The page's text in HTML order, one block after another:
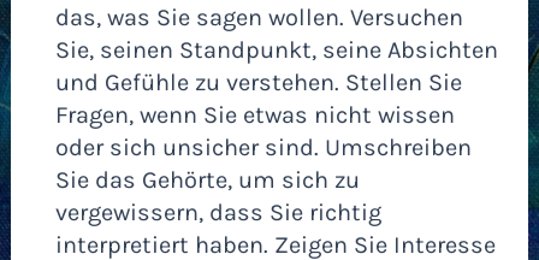
das, was Sie sagen wollen. Versuchen
Sie, seinen Standpunkt, seine Absichten
und Gefühle zu verstehen. Stellen Sie
Fragen, wenn Sie etwas nicht wissen
oder sich unsicher sind. Umschreiben
Sie das Gehörte, um sich zu
vergewissern, dass Sie richtig
interpretiert haben. Zeigen Sie Interesse